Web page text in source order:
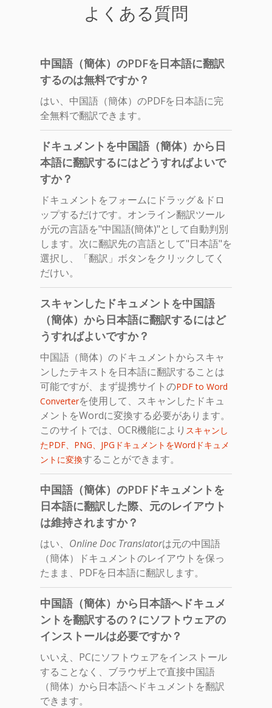
よくある質問
中国語（簡体）のPDFを日本語に翻訳
するのは無料ですか？
はい、中国語（簡体）のPDFを日本語に完
全無料で翻訳できます。
ドキュメントを中国語（簡体）から日
本語に翻訳するにはどうすればよいで
すか？
ドキュメントをフォームにドラッグ＆ドロ
ップするだけです。オンライン翻訳ツール
が元の言語を"中国語(簡体)"として自動判別
します。次に翻訳先の言語として"日本語"を
選択し、「翻訳」ボタンをクリックしてく
だけい。
スキャンしたドキュメントを中国語
（簡体）から日本語に翻訳するにはど
うすればよいですか？
中国語（簡体）のドキュメントからスキャ
ンしたテキストを日本語に翻訳することは
可能ですが、まず提携サイトのPDF to Word
Converterを使用して、スキャンしたドキュ
メントをWordに変換する必要があります。
このサイトでは、OCR機能により スキャンし
たPDF、PNG、JPGドキュメントをWordドキュメ
ントに変換することができます。
中国語（簡体）のPDFドキュメントを
日本語に翻訳した際、元のレイアウト
は維持されますか？
はい、 Online Doc Translatorは元の中国語
（簡体）ドキュメントのレイアウトを保っ
たまま、PDFを日本語に翻訳します。
中国語（簡体）から日本語へドキュメ
ントを翻訳するの？にソフトウェアの
インストールは必要ですか？
いいえ、PCにソフトウェアをインストール
することなく、ブラウザ上で直接中国語
（簡体）から日本語へドキュメントを翻訳
できます。